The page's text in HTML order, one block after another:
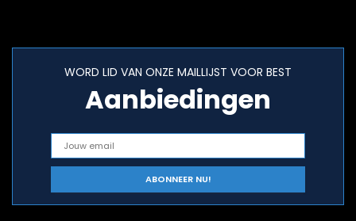
WORD LID VAN ONZE MAILLIJST VOOR BEST
Aanbiedingen